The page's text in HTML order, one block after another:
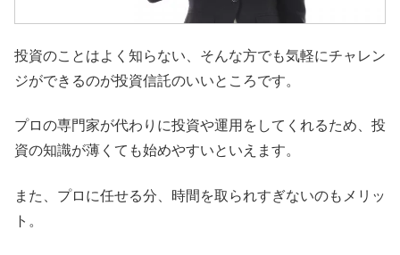
投資のことはよく知らない、そんな方でも気軽にチャレン
ジができるのが投資信託のいいところです。
プロの専門家が代わりに投資や運用をしてくれるため、投
資の知識が薄くても始めやすいといえます。
また、プロに任せる分、時間を取られすぎないのもメリッ
ト。